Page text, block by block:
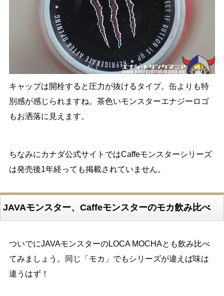
キャップは開栓すると圧力が抜けるタイプ。缶よりも特
別感が感じられますね。茶色いモンスターエナジーロゴ
もお洒落に見えます。
ちなみにカナダ公式サイトではCaffeモンスターシリーズ
は発売後1年経っても掲載されていません。
JAVAモンスター、Caffeモンスターのモカ飲み比べ
ついでにJAVAモンスターのLOCA MOCHAとも飲み比べ
てみましょう。同じ「モカ」でもシリーズが違えば味は
違うはず！